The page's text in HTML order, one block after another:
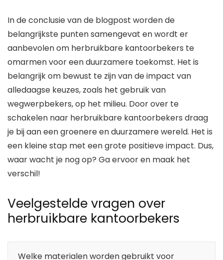
In de conclusie van de blogpost worden de
belangrijkste punten samengevat en wordt er
aanbevolen om herbruikbare kantoorbekers te
omarmen voor een duurzamere toekomst. Het is
belangrijk om bewust te zijn van de impact van
alledaagse keuzes, zoals het gebruik van
wegwerpbekers, op het milieu. Door over te
schakelen naar herbruikbare kantoorbekers draag
je bij aan een groenere en duurzamere wereld. Het is
een kleine stap met een grote positieve impact. Dus,
waar wacht je nog op? Ga ervoor en maak het
verschil!
Veelgestelde vragen over
herbruikbare kantoorbekers
Welke materialen worden gebruikt voor